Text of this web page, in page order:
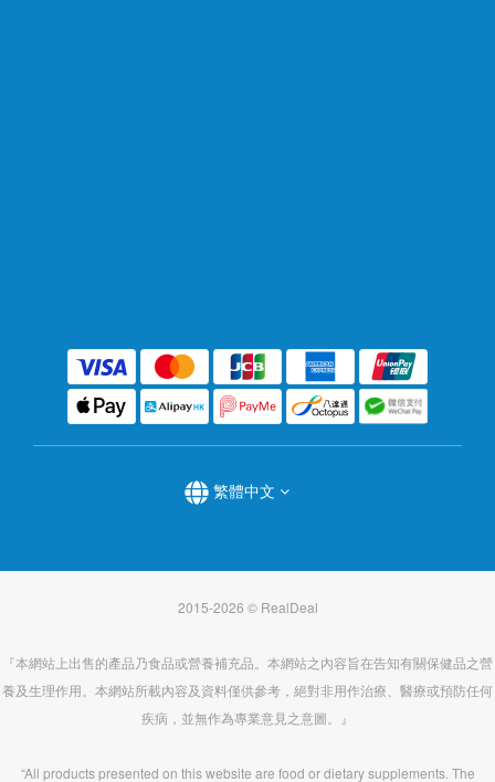
繁體中文
2015-2026 © RealDeal
『本網站上出售的產品乃食品或營養補充品。本網站之內容旨在告知有關保健品之營
養及生理作用。本網站所載內容及資料僅供參考，絕對非用作治療、醫療或預防任何
疾病，並無作為專業意見之意圖。』
“All products presented on this website are food or dietary supplements. The